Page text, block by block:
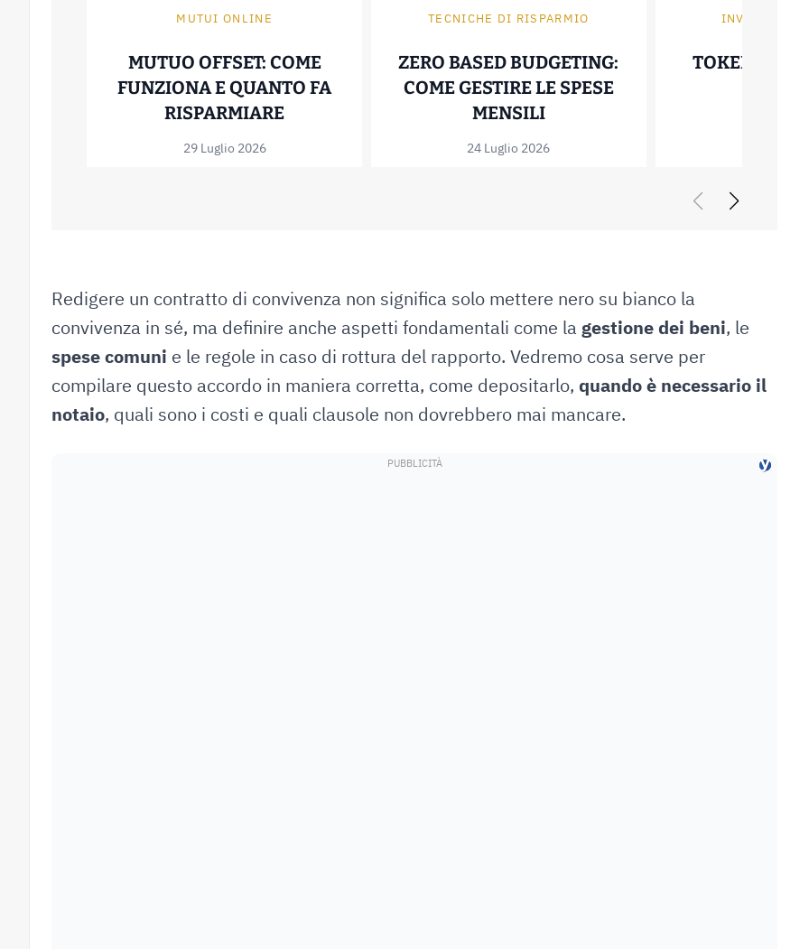
MUTUI ONLINE
MUTUO OFFSET: COME
FUNZIONA E QUANTO FA
RISPARMIAREMUTUO OFFSET: COME FUNZIONA E QUANTO FA
29 Luglio 2026
TECNICHE DI RISPARMIO
ZERO BASED BUDGETING:
COME GESTIRE LE SPESE
MENSILIZERO BASED BUDGETING:
24 Luglio 2026
INVESTIRE IN
Redigere un contratto di convivenza non significa solo mettere nero su bianco la
convivenza in sé, ma definire anche aspetti fondamentali come la gestione dei beni, le
spese comuni e le regole in caso di rottura del rapporto. Vedremo cosa serve per
compilare questo accordo in maniera corretta, come depositarlo, quando è necessario il
notaio, quali sono i costi e quali clausole non dovrebbero mai mancare.